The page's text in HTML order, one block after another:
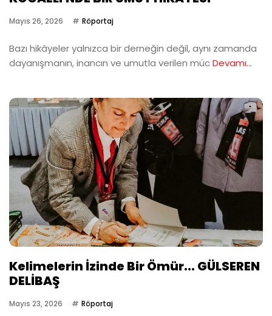
Mayıs 26, 2026 Röportaj
Bazı hikâyeler yalnızca bir derneğin değil, aynı zamanda
dayanışmanın, inancın ve umutla verilen mücDevamı...
Kelimelerin İzinde Bir Ömür... GÜLSEREN
DELİBAŞ
Mayıs 23, 2026 Röportaj